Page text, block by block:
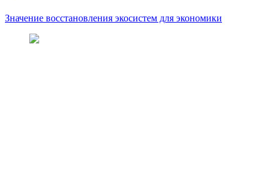
Значение восстановления экосистем для экономики